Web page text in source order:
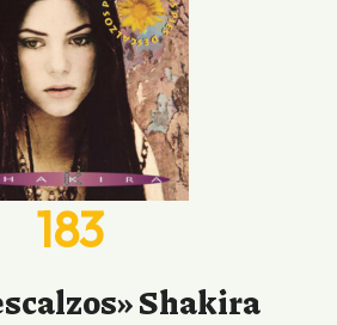
183
Shakira